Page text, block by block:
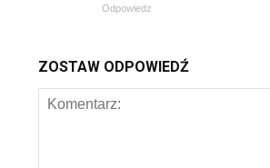
Odpowiedz
ZOSTAW ODPOWIEDŹ